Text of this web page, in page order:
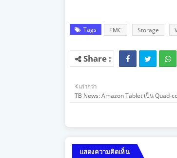
Tags EMC Storage
เก่ากว่า
TB News: Amazon Tablet เป็น Quad-
แสดงความคิดเห็น